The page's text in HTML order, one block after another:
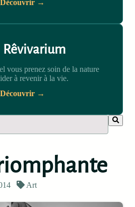
Découvrir →
Rêvivarium
vous prenez soin de la nature
à revenir à la vie.
Découvrir →
Art